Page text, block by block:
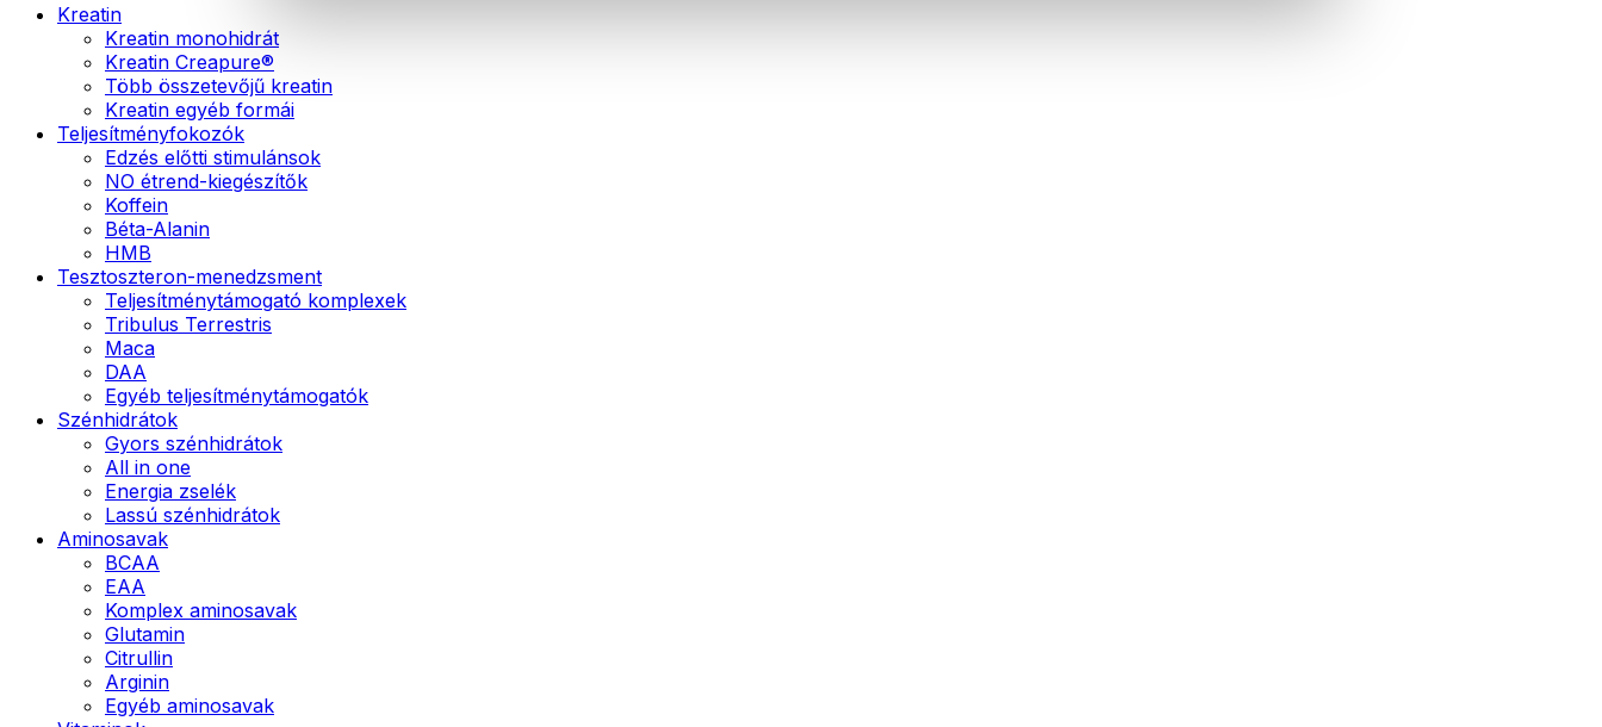
Kreatin
Kreatin monohidrát
Kreatin Creapure®
Több összetevőjű kreatin
Kreatin egyéb formái
Teljesítményfokozók
Edzés előtti stimulánsok
NO étrend-kiegészítők
Koffein
Béta-Alanin
HMB
Tesztoszteron-menedzsment
Teljesítménytámogató komplexek
Tribulus Terrestris
Maca
DAA
Egyéb teljesítménytámogatók
Szénhidrátok
Gyors szénhidrátok
All in one
Energia zselék
Lassú szénhidrátok
Aminosavak
BCAA
EAA
Komplex aminosavak
Glutamin
Citrullin
Arginin
Egyéb aminosavak